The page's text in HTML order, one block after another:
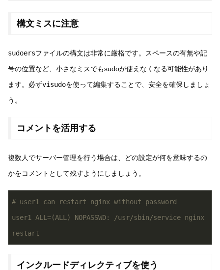
構文ミスに注意
sudoersファイルの構文は非常に厳格です。スペースの有無や記
号の位置など、小さなミスでもsudoが使えなくなる可能性があり
ます。必ずvisudoを使って編集することで、安全を確保しましょ
う。
コメントを活用する
複数人でサーバー管理を行う場合は、どの設定が何を意味するの
かをコメントとして残すようにしましょう。
# user1 can restart nginx without password
user1 ALL=(ALL) NOPASSWD: /usr/sbin/service nginx
restart
インクルードディレクティブを使う